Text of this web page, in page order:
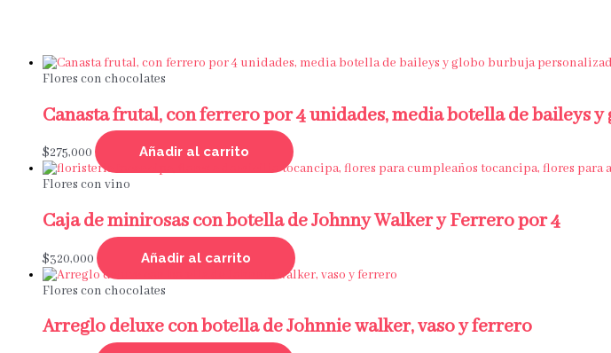
Flores con chocolates
Canasta frutal, con ferrero por 4 unidades, media botella de baileys
$275,000 Añadir al carrito
Flores con vino
Caja de minirosas con botella de Johnny Walker y Ferrero por 4
$320,000 Añadir al carrito
Flores con chocolates
Arreglo deluxe con botella de Johnnie walker, vaso y ferrero